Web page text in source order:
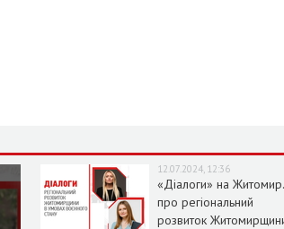
12.07.2024, 12:36
«Діалоги» на
про регіональний
розвиток